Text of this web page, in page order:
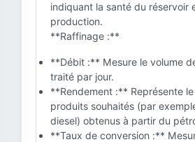
indiquant la santé du réservoir
production.
**Raffinage :**
**Débit :** Mesure le volume
traité par jour.
**Rendement :** Représente
produits souhaités (par
diesel) obtenus à partir du
**Taux de conversion :**